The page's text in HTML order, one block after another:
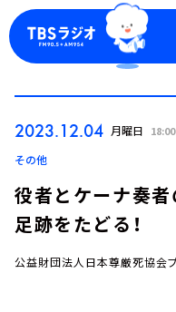
2023.12.04 月曜日 18:00
その他
役者とケーナ奏者
足跡をたどる！
公益財団法人日本尊厳死協会